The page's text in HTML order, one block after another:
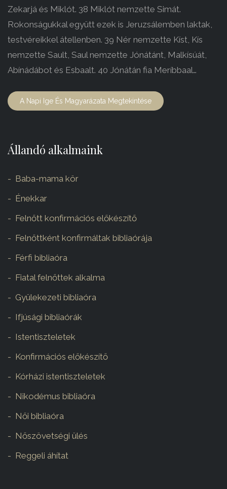
Zekarjá és Miklót. 38 Miklót nemzette Simát.
Rokonságukkal együtt ezek is Jeruzsálemben laktak,
testvéreikkel átellenben. 39 Nér nemzette Kíst, Kís
nemzette Sault, Saul nemzette Jónátánt, Malkísúát,
Abínádábot és Esbaalt. 40 Jónátán fia Meríbbaal…
A Napi Ige És Magyarázata Megtekintése
Állandó alkalmaink
Baba-mama kör
Énekkar
Felnőtt konfirmációs előkészítő
Felnőttként konfirmáltak bibliaórája
Férfi bibliaóra
Fiatal felnőttek alkalma
Gyülekezeti bibliaóra
Ifjúsági bibliaórák
Istentiszteletek
Konfirmációs előkészítő
Kórházi istentiszteletek
Nikodémus bibliaóra
Női bibliaóra
Nőszövetségi ülés
Reggeli áhítat